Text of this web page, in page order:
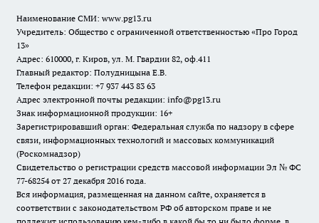
Наименование СМИ: www.pg13.ru
Учредитель: Общество с ограниченной ответственностью «Про Город
13»
Адрес: 610000, г. Киров, ул. М. Гвардии 82, оф.411
Главный редактор: Полудницына Е.В.
Телефон редакции: +7 937 443 83 63
Адрес электронной почты редакции: info@pg13.ru
Знак информационной продукции: 16+
Зарегистрировавший орган: Федеральная служба по надзору в сфере
связи, информационных технологий и массовых коммуникаций
(Роскомнадзор)
Свидетельство о регистрации средств массовой информации Эл № ФС
77-68254 от 27 декабря 2016 года.
Вся информация, размещенная на данном сайте, охраняется в
соответствии с законодательством РФ об авторском праве и не